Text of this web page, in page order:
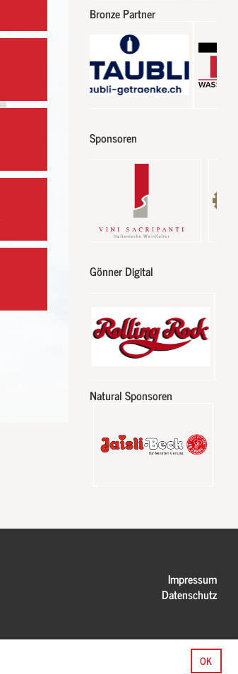
OK
Bronze Partner
Sponsoren
Gönner Digital
Natural Sponsoren
Impressum
Datenschutz